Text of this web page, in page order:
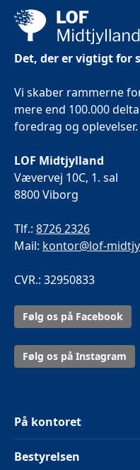
Det, der er vigtigt for
Vi skaber rammerne
mere end 100.000
foredrag og oplevelser.
LOF Midtjylland
Vævervej 10C, 1. sal
8800 Viborg
Tlf.: 8726 2326
Mail: kontor@lof-
CVR.: 32950833
Følg os på Facebook
Følg os på Instagram
På kontoret
Bestyrelsen